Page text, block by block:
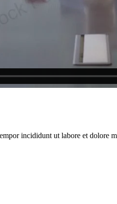
incididunt ut labore et dolore